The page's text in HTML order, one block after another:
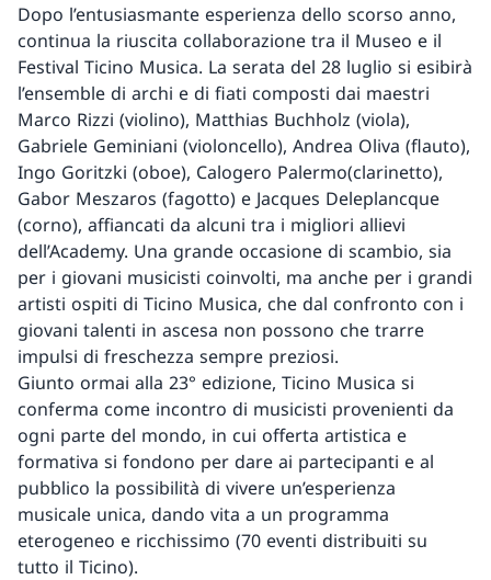
Dopo l’entusiasmante esperienza dello scorso anno,
continua la riuscita collaborazione tra il Museo e il
Festival Ticino Musica. La serata del 28 luglio si esibirà
l’ensemble di archi e di fiati composti dai maestri
Marco Rizzi (violino), Matthias Buchholz (viola),
Gabriele Geminiani (violoncello), Andrea Oliva (flauto),
Ingo Goritzki (oboe), Calogero Palermo(clarinetto),
Gabor Meszaros (fagotto) e Jacques Deleplancque
(corno), affiancati da alcuni tra i migliori allievi
dell’Academy. Una grande occasione di scambio, sia
per i giovani musicisti coinvolti, ma anche per i grandi
artisti ospiti di Ticino Musica, che dal confronto con i
giovani talenti in ascesa non possono che trarre
impulsi di freschezza sempre preziosi.
Giunto ormai alla 23° edizione, Ticino Musica si
conferma come incontro di musicisti provenienti da
ogni parte del mondo, in cui offerta artistica e
formativa si fondono per dare ai partecipanti e al
pubblico la possibilità di vivere un’esperienza
musicale unica, dando vita a un programma
eterogeneo e ricchissimo (70 eventi distribuiti su
tutto il Ticino).